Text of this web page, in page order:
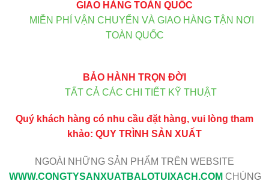
GIAO HÀNG TOÀN QUỐC
MIỄN PHÍ VẬN CHUYỂN VÀ GIAO HÀNG TẬN NƠI
TOÀN QUỐC
BẢO HÀNH TRỌN ĐỜI
TẤT CẢ CÁC CHI TIẾT KỸ THUẬT
Quý khách hàng có nhu cầu đặt hàng, vui lòng tham
khảo: QUY TRÌNH SẢN XUẤT
NGOÀI NHỮNG SẢN PHẨM TRÊN WEBSITE
WWW.CONGTYSANXUATBALOTUIXACH.COM CHÚNG